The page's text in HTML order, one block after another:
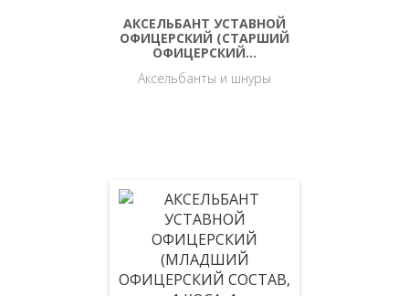
АКСЕЛЬБАНТ УСТАВНОЙ
ОФИЦЕРСКИЙ (СТАРШИЙ
ОФИЦЕРСКИЙ…
Аксельбанты и шнуры